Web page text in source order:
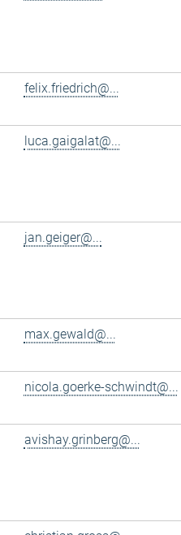
felix.friedrich@...
luca.gaigalat@...
jan.geiger@...
max.gewald@...
nicola.goerke-schwindt@...
avishay.grinberg@...